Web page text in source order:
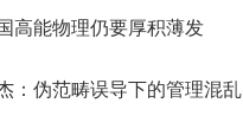
高能物理仍要厚积薄发
：伪范畴误导下的管理混乱